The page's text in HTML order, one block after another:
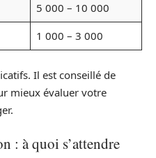
5 000 – 10 000
1 000 – 3 000
Il est conseillé de
mieux évaluer votre
: à quoi s’attendre